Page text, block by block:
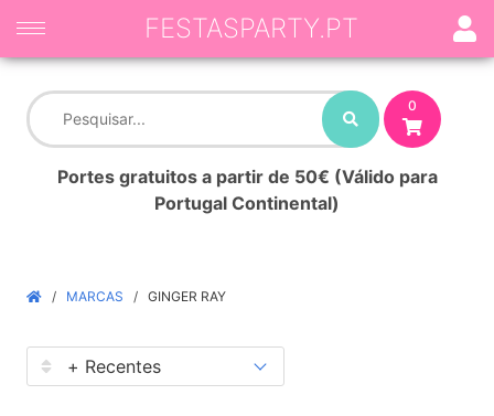
0
Portes gratuitos a partir de 50€ (Válido para
Portugal Continental)
FESTASPARTY.PT
MARCAS GINGER RAY